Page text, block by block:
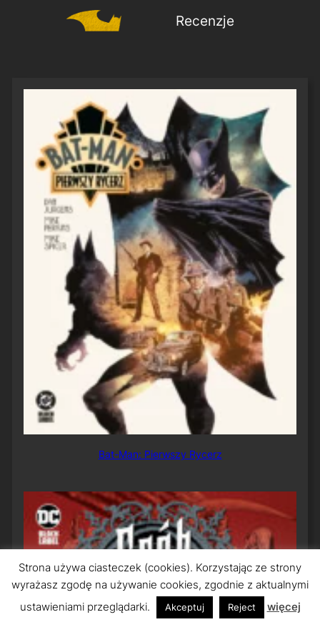
Recenzje
Bat-Man: Pierwszy Rycerz
Strona używa ciasteczek (cookies). Korzystając ze strony
wyrażasz zgodę na używanie cookies, zgodnie z aktualnymi
ustawieniami przeglądarki.
Akceptuj Reject więcej